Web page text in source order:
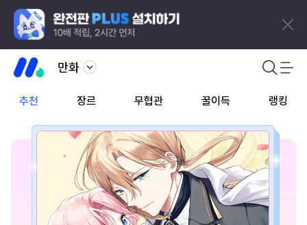
만화
추천 장르 무협관 꿀이득 랭킹